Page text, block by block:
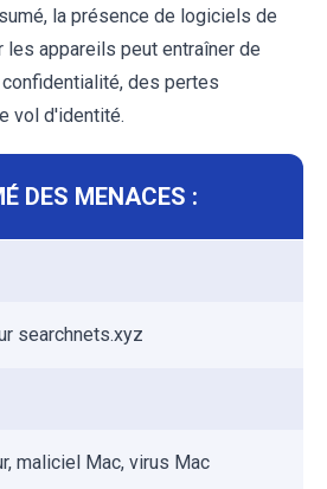
la présence de logiciels de
appareils peut entraîner de
des pertes
vol d'identité.
DES MENACES :
searchnets.xyz
maliciel Mac, virus Mac